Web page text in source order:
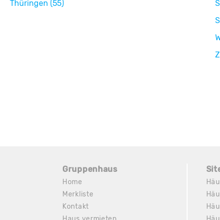
Thüringen (55)
Gruppenhaus
Home
Merkliste
Kontakt